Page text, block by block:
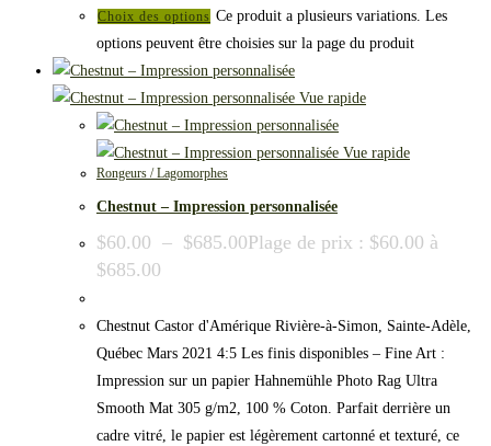
Choix des options Ce produit a plusieurs variations. Les
options peuvent être choisies sur la page du produit
Vue rapide
Vue rapide
Rongeurs / Lagomorphes
Chestnut – Impression personnalisée
$60.00 – $685.00Plage de prix : $60.00 à
$685.00
Chestnut Castor d'Amérique Rivière-à-Simon, Sainte-Adèle,
Québec Mars 2021 4:5 Les finis disponibles – Fine Art :
Impression sur un papier Hahnemühle Photo Rag Ultra
Smooth Mat 305 g/m2, 100 % Coton. Parfait derrière un
cadre vitré, le papier est légèrement cartonné et texturé, ce